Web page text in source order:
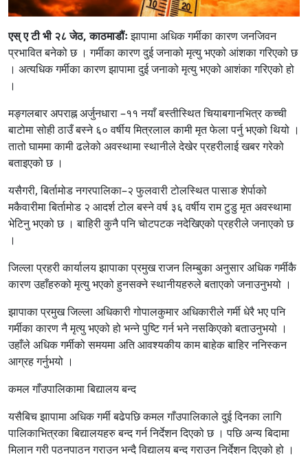
एस् ए टी भी २८ जेठ, काठमाडौंःझापामा अधिक गर्मीका कारण जनजिवन
प्रभावित बनेको छ । गर्मीका कारण दुई जनाको मृत्यु भएको आंशका गरिएको छ
। अत्यधिक गर्मीका कारण झापामा दुई जनाको मृत्यु भएको आशंका गरिएको हो
।
मङ्गलबार अपराह्न अर्जुनधारा –११ नयाँ बस्तीस्थित चियाबगानभित्र कच्ची
बाटोमा सोही ठाउँ बस्ने ६० वर्षीय मित्रलाल कामी मृत फेला पर्नु भएको थियो ।
तातो घाममा कामी ढलेको अवस्थामा स्थानीले देखेर प्रहरीलाई खबर गरेको
बताइएको छ ।
यसैगरी, बिर्तामोड नगरपालिका–२ फुलवारी टोलस्थित पासाङ शेर्पाको
मकैवारीमा बिर्तामोड २ आदर्श टोल बस्ने वर्ष ३६ वर्षीय राम टुडु मृत अवस्थामा
भेटिनु भएको छ । बाहिरी कुनै पनि चोटपटक नदेखिएको प्रहरीले जनाएको छ
।
जिल्ला प्रहरी कार्यालय झापाका प्रमुख राजन लिम्बुका अनुसार अधिक गर्मीकै
कारण उहाँहरुको मृत्यु भएको हुनसक्ने स्थानीयहरुले बताएको जनाउनुभयो ।
झापाका प्रमुख जिल्ला अधिकारी गोपालकुमार अधिकारीले गर्मी धेरै भए पनि
गर्मीका कारण नै मृत्यु भएको हो भन्ने पुष्टि गर्न भने नसकिएको बताउनुभयो ।
उहाँले अधिक गर्मीको समयमा अति आवश्यकीय काम बाहेक बाहिर ननिस्कन
आग्रह गर्नुभयो ।
कमल गाँउपालिकामा बिद्यालय बन्द
यसैबिच झापामा अधिक गर्मी बढेपछि कमल गाँउपालिकाले दुई दिनका लागि
पालिकाभित्रका बिद्यालयहरु बन्द गर्न निर्देशन दिएको छ । पछि अन्य बिदामा
मिलान गरी पठनपाठन गराउन भन्दै विद्यालय बन्द गराउन निर्देशन दिएको हो ।